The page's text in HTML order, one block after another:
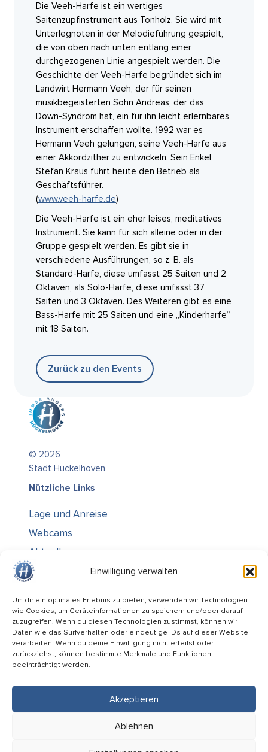
Einwilligung verwalten
Um dir ein optimales Erlebnis zu bieten, verwenden wir Technologien
wie Cookies, um Geräteinformationen zu speichern und/oder darauf
zuzugreifen. Wenn du diesen Technologien zustimmst, können wir
Daten wie das Surfverhalten oder eindeutige IDs auf dieser Website
verarbeiten. Wenn du deine Einwilligung nicht erteilst oder
zurückziehst, können bestimmte Merkmale und Funktionen
beeinträchtigt werden.
Akzeptieren
Ablehnen
Die Veeh-Harfe ist ein wertiges
Saitenzupfinstrument aus Tonholz. Sie wird mit
Unterlegnoten in der Melodieführung gespielt,
die von oben nach unten entlang einer
durchgezogenen Linie angespielt werden. Die
Geschichte der Veeh-Harfe begründet sich im
Landwirt Hermann Veeh, der für seinen
musikbegeisterten Sohn Andreas, der das
Down-Syndrom hat, ein für ihn leicht erlernbares
Instrument erschaffen wollte. 1992 war es
Hermann Veeh gelungen, seine Veeh-Harfe aus
einer Akkordzither zu entwickeln. Sein Enkel
Stefan Kraus führt heute den Betrieb als
Geschäftsführer.
(www.veeh-harfe.de)
Die Veeh-Harfe ist ein eher leises, meditatives
Instrument. Sie kann für sich alleine oder in der
Gruppe gespielt werden. Es gibt sie in
verschiedene Ausführungen, so z. B. als
Standard-Harfe, diese umfasst 25 Saiten und 2
Oktaven, als Solo-Harfe, diese umfasst 37
Saiten und 3 Oktaven. Des Weiteren gibt es eine
Bass-Harfe mit 25 Saiten und eine „Kinderharfe“
mit 18 Saiten.
Zurück zu den Events
© 2026
Stadt Hückelhoven
Nützliche Links
Lage und Anreise
Webcams
Aktuelles
Über uns
Kontakt / Öffnungszeiten
Alle Ämter
Stellenausschreibungen
Rechtliches
Informiert bleiben